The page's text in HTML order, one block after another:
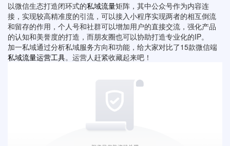
以微信生态打造闭环式的私域流量矩阵，其中公众号作为内容连
接，实现较高精准度的引流，可以接入小程序实现两者的相互倒流
和留存的作用，个人号和社群可以增加用户的直接交流，强化产品
的认知和美誉度的打造，而朋友圈也可以协助打造专业化的IP。
加一私域通过分析私域服务方向和功能，给大家对比了15款微信端
私域流量运营工具。运营人赶紧收藏起来吧！